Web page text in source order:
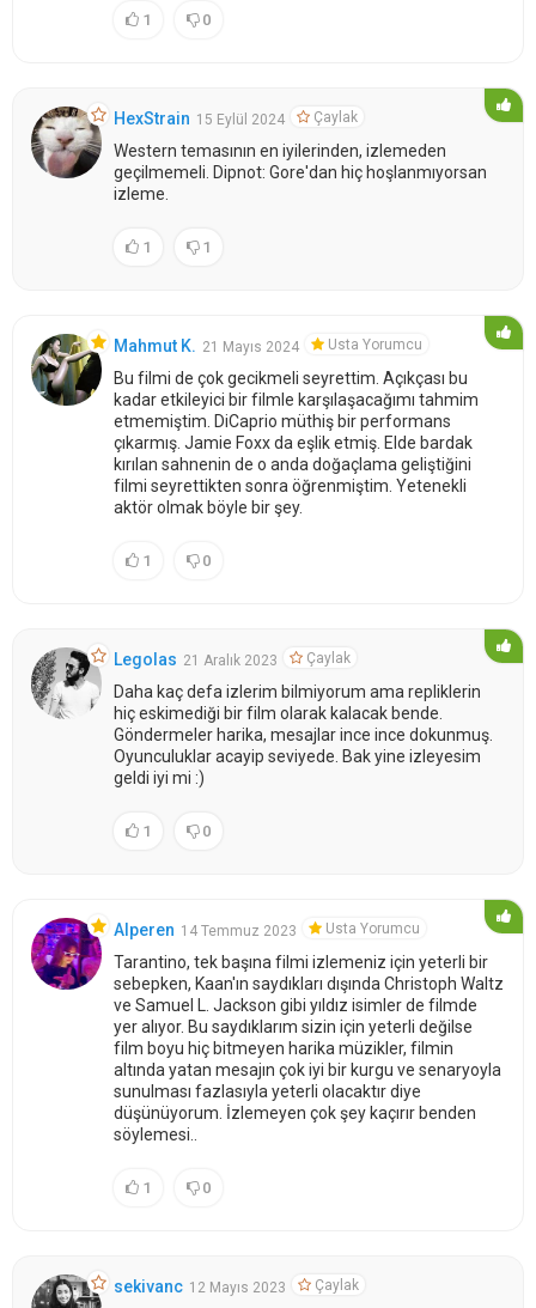
1 0
HexStrain 15 Eylül 2024 Çaylak
Western temasının en iyilerinden, izlemeden
geçilmemeli. Dipnot: Gore'dan hiç hoşlanmıyorsan
izleme.
1 1
Mahmut K. 21 Mayıs 2024 Usta Yorumcu
Bu filmi de çok gecikmeli seyrettim. Açıkçası bu
kadar etkileyici bir filmle karşılaşacağımı tahmim
etmemiştim. DiCaprio müthiş bir performans
çıkarmış. Jamie Foxx da eşlik etmiş. Elde bardak
kırılan sahnenin de o anda doğaçlama geliştiğini
filmi seyrettikten sonra öğrenmiştim. Yetenekli
aktör olmak böyle bir şey.
1 0
Legolas 21 Aralık 2023 Çaylak
Daha kaç defa izlerim bilmiyorum ama repliklerin
hiç eskimediği bir film olarak kalacak bende.
Göndermeler harika, mesajlar ince ince dokunmuş.
Oyunculuklar acayip seviyede. Bak yine izleyesim
geldi iyi mi :)
1 0
Alperen 14 Temmuz 2023 Usta Yorumcu
Tarantino, tek başına filmi izlemeniz için yeterli bir
sebepken, Kaan'ın saydıkları dışında Christoph Waltz
ve Samuel L. Jackson gibi yıldız isimler de filmde
yer alıyor. Bu saydıklarım sizin için yeterli değilse
film boyu hiç bitmeyen harika müzikler, filmin
altında yatan mesajın çok iyi bir kurgu ve senaryoyla
sunulması fazlasıyla yeterli olacaktır diye
düşünüyorum. İzlemeyen çok şey kaçırır benden
söylemesi..
1 0
sekivanc 12 Mayıs 2023 Çaylak